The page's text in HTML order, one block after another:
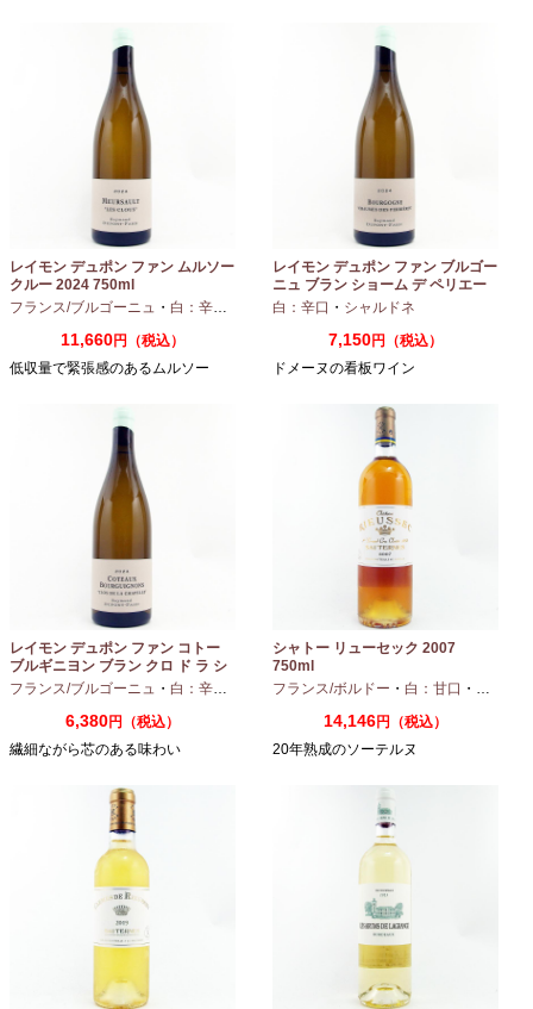
レイモン デュポン ファン ムルソー
クルー 2024 750ml
フランス/ブルゴーニュ ・ 白：辛口 シャルドネ
11,660円（税込）
低収量で緊張感のあるムルソー
レイモン デュポン ファン ブルゴー
ニュ ブラン ショーム デ ペリエー
ル 2024 750ml
白：辛口 ・ シャルドネ
7,150円（税込）
ドメーヌの看板ワイン
レイモン デュポン ファン コトー
ブルギニヨン ブラン クロ ド ラ シ
ャペル 2024 750ml
フランス/ブルゴーニュ ・ 白：辛口 シャルドネ
6,380円（税込）
繊細ながら芯のある味わい
シャトー リューセック 2007
750ml
フランス/ボルドー ・ 白：甘口 ・
14,146円（税込）
20年熟成のソーテルヌ